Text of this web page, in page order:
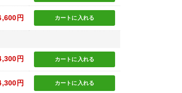
円 カートに 入れる
円 カートに 入れる
円 カートに 入れる